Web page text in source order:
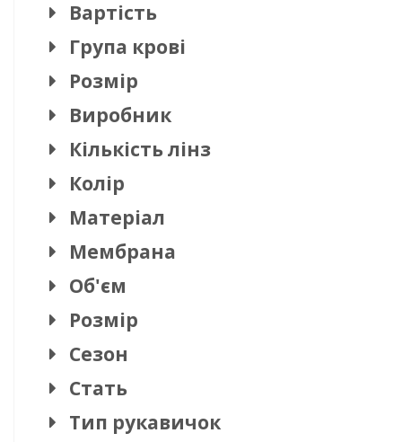
Вартість
Група крові
Розмір
Виробник
Кількість лінз
Колір
Матеріал
Мембрана
Об'єм
Розмір
Сезон
Стать
Тип рукавичок